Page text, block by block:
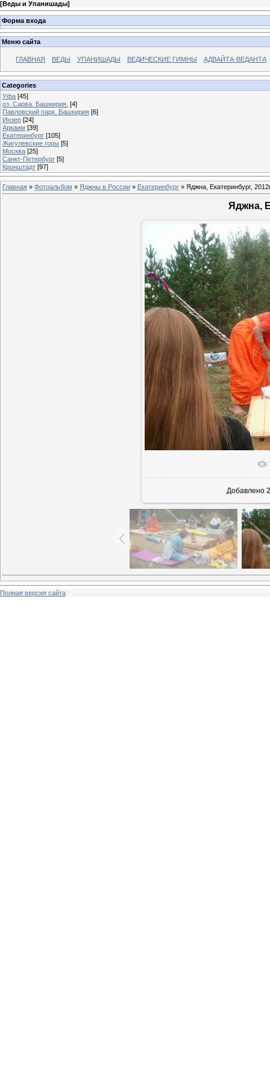
[Веды и Упанишады]
Форма входа
Меню сайта
ГЛАВНАЯ ВЕДЫ УПАНИШАДЫ ВЕДИЧЕСКИЕ ГИМНЫ АДВАЙТА-ВЕДАНТА
Categories
Уфа [45]
оз. Сарва. Башкирия. [4]
Павловский парк. Башкирия [6]
Инзер [24]
Аркаим [39]
Екатеринбург [105]
Жигулевские горы [5]
Москва [25]
Санкт-Петербург [5]
Кронштадт [97]
Главная » Фотоальбом » Яджны в России » Екатеринбург » Яджна, Екатеринбург,
Яджна,
В
Добавлено
Полная версия сайта